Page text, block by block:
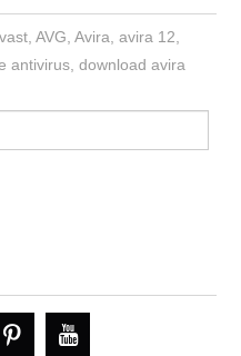
, AVG Avira avira 12
antivirus ,download avira